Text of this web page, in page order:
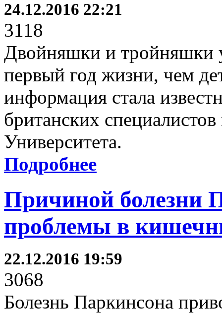
24.12.2016 22:21
3118
Двойняшки и тройняшки
первый год жизни, чем
информация стала
британских
Университета.
Подробнее
Причиной болезни
проблемы в
22.12.2016 19:59
3068
Болезнь Паркинсона